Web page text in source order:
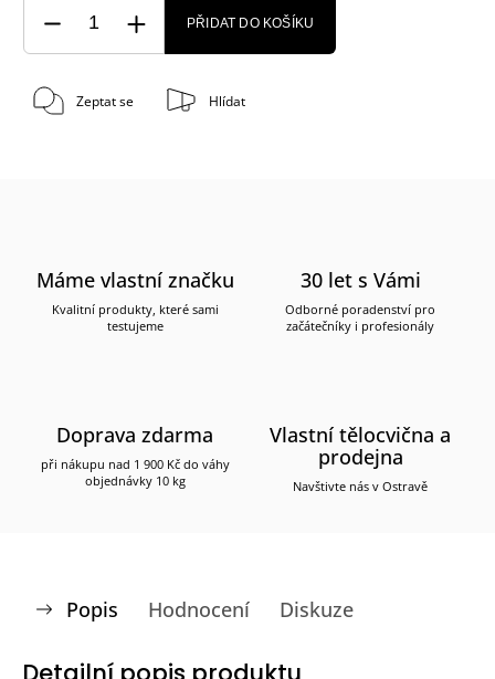
PŘIDAT DO KOŠÍKU
Zeptat se Hlídat
Máme vlastní značku
Kvalitní produkty, které sami
testujeme
30 let s Vámi
Odborné poradenství pro
začátečníky i profesionály
Doprava zdarma
při nákupu nad 1 900 Kč do váhy
objednávky 10 kg
Vlastní tělocvična a
prodejna
Navštivte nás v Ostravě
Popis Hodnocení Diskuze
Detailní popis produktu